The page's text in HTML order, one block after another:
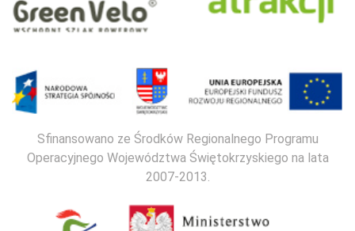
Sfinansowano ze Środków Regionalnego Programu
Operacyjnego Województwa Świętokrzyskiego na lata
2007-2013.